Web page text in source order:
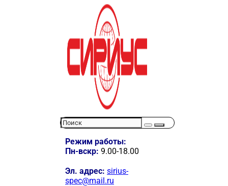
Режим работы:
Пн-вскр: 9.00-18.00
Эл. адрес: sirius-
spec@mail.ru